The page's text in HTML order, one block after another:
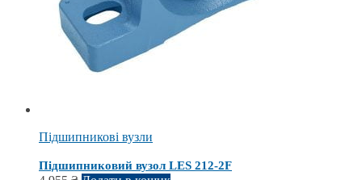
Підшипникові вузли
Підшипниковий вузол LES 212-2F